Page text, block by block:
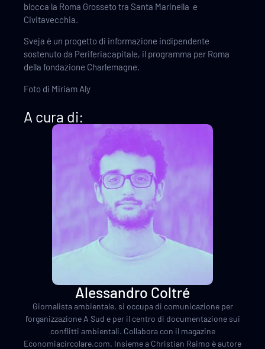
blocca la Roma Grosseto tra Santa Marinella e
Civitavecchia.
Sveja è un progetto di informazione indipendente
sostenuto da Periferiacapitale, il programma per Roma
della fondazione Charlemagne.
Foto di Miriam Aly
A cura di:
Alessandro Coltré
Giornalista ambientale, si occupa di comunicazione per
l'organizzazione A Sud e per il centro di documentazione sui
conflitti ambientali. Collabora con il magazine
Economiacircolare.com. Insieme a Christian Raimo è autore